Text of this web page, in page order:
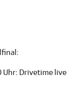
Uhr: Drivetime live